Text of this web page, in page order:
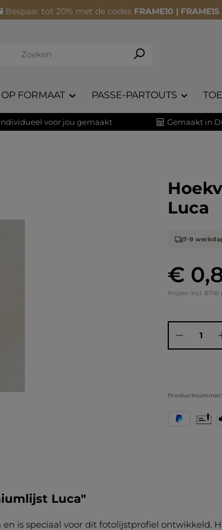
Bespaar tot 20% met de codes FRAME10 |
FORMAAT PASSE-PARTOUTS
voor jou gemaakt Gemaakt in
Luca
Normale
€
Prijzen incl. BTW
7-9
Productnummer:
PayPal
Luca"
is speciaal voor dit fotolijstprofiel ontwikkeld.